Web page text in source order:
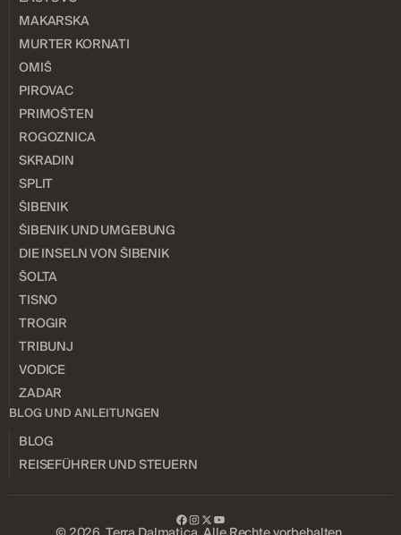
MAKARSKA
MURTER KORNATI
OMIŠ
PIROVAC
PRIMOŠTEN
ROGOZNICA
SKRADIN
SPLIT
ŠIBENIK
ŠIBENIK UND UMGEBUNG
DIE INSELN VON ŠIBENIK
ŠOLTA
TISNO
TROGIR
TRIBUNJ
VODICE
ZADAR
BLOG UND ANLEITUNGEN
BLOG
REISEFÜHRER UND STEUERN